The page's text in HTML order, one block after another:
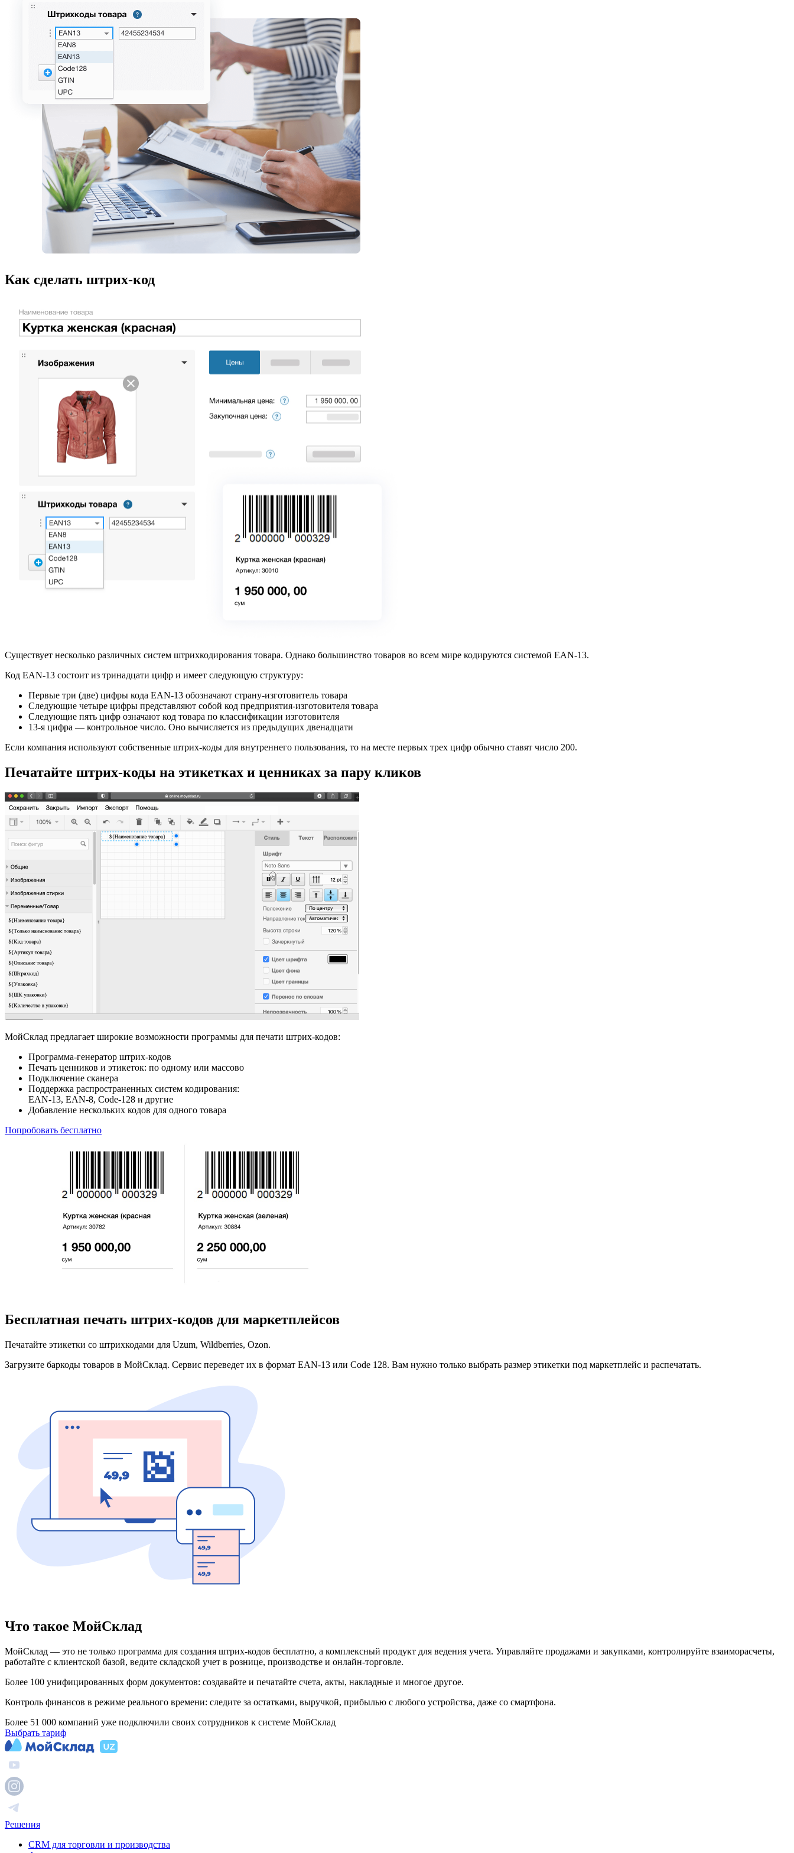
Как сделать штрих‑код
Существует несколько различных систем штрихкодирования товара. Однако большинство товаров во всем мире кодируются системой EAN‑13.
Код EAN‑13 состоит из тринадцати цифр и имеет следующую структуру:
Первые три (две) цифры кода EAN‑13 обозначают страну‑изготовитель товара
Следующие четыре цифры представляют собой код предприятия‑изготовителя товара
Следующие пять цифр означают код товара по классификации изготовителя
13‑я цифра — контрольное число. Оно вычисляется из предыдущих двенадцати
Если компания используют собственные штрих‑коды для внутреннего пользования, то на месте первых трех цифр обычно ставят число 200.
Печатайте штрих-коды на этикетках и ценниках за пару кликов
МойСклад предлагает широкие возможности программы для печати штрих‑кодов:
Программа‑генератор штрих‑кодов
Печать ценников и этикеток: по одному или массово
Подключение сканера
Поддержка распространенных систем кодирования:
EAN‑13, EAN‑8, Code‑128 и другие
Добавление нескольких кодов для одного товара
Попробовать бесплатно
Бесплатная печать штрих-кодов для маркетплейсов
Печатайте этикетки со штрихкодами для Uzum, Wildberries, Ozon.
Загрузите баркоды товаров в МойСклад. Сервис переведет их в формат EAN-13 или Code 128. Вам нужно только выбрать размер этикетки под маркетплейс и распечатать.
Что такое МойСклад
МойСклад — это не только программа для создания штрих‑кодов бесплатно, а комплексный продукт для ведения учета. Управляйте продажами и закупками, контролируйте взаиморасчеты,
работайте с клиентской базой, ведите складской учет в рознице, производстве и онлайн-торговле.
Более 100 унифицированных форм документов: создавайте и печатайте счета, акты, накладные и многое другое.
Контроль финансов в режиме реального времени: следите за остатками, выручкой, прибылью с любого устройства, даже со смартфона.
Более 51 000 компаний уже подключили своих сотрудников к системе МойСклад
Выбрать тариф
Решения
CRM для торговли и производства